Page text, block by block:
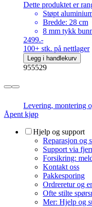
Dette produktet er
Støpt
Bredde: 28 cm
8 mm tykk
2499.-
100+ stk. på nettlager
Legg i handlekurv
955529
Levering, montering
Åpent kjøp
Hjelp og support
Reparasjon og
Support via
Forsikring:
Kontakt oss
Pakkesporing
Ordreretur og
Ofte stilte
Mer: Hjelp og